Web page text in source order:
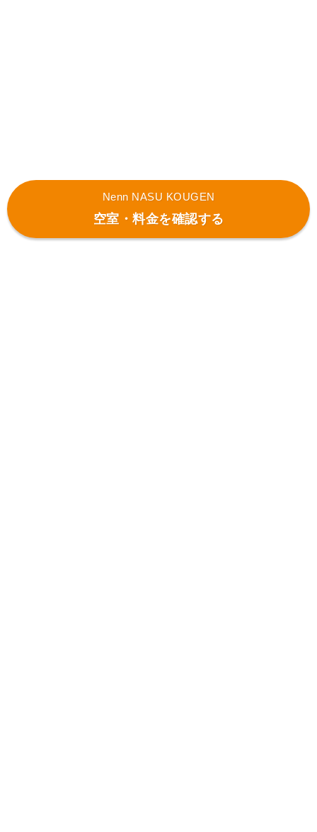
Nenn NASU KOUGEN
空室・料金を確認する